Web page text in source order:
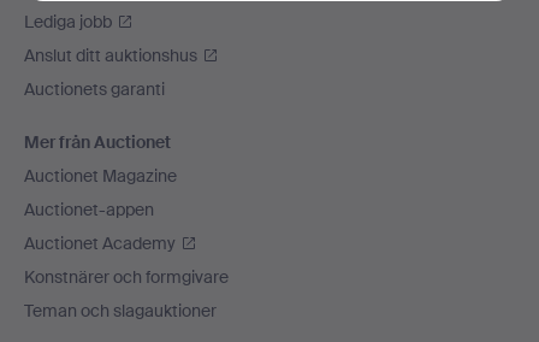
Lediga jobb
Anslut ditt auktionshus
Auctionets garanti
Mer från Auctionet
Auctionet Magazine
Auctionet-appen
Auctionet Academy
Konstnärer och formgivare
Teman och slagauktioner